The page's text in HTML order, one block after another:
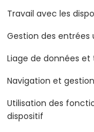
Travail avec les
Gestion des
Liage de données
Navigation et
Utilisation des
dispositif